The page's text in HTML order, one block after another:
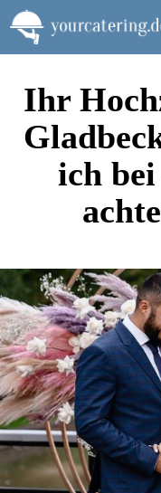
Zum
Inhalt
springen
Ihr
ich